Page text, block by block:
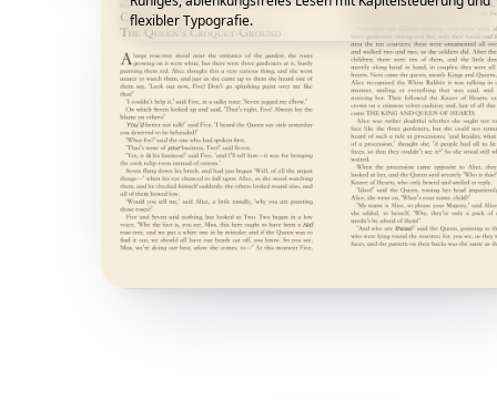
flexibler Typografie.